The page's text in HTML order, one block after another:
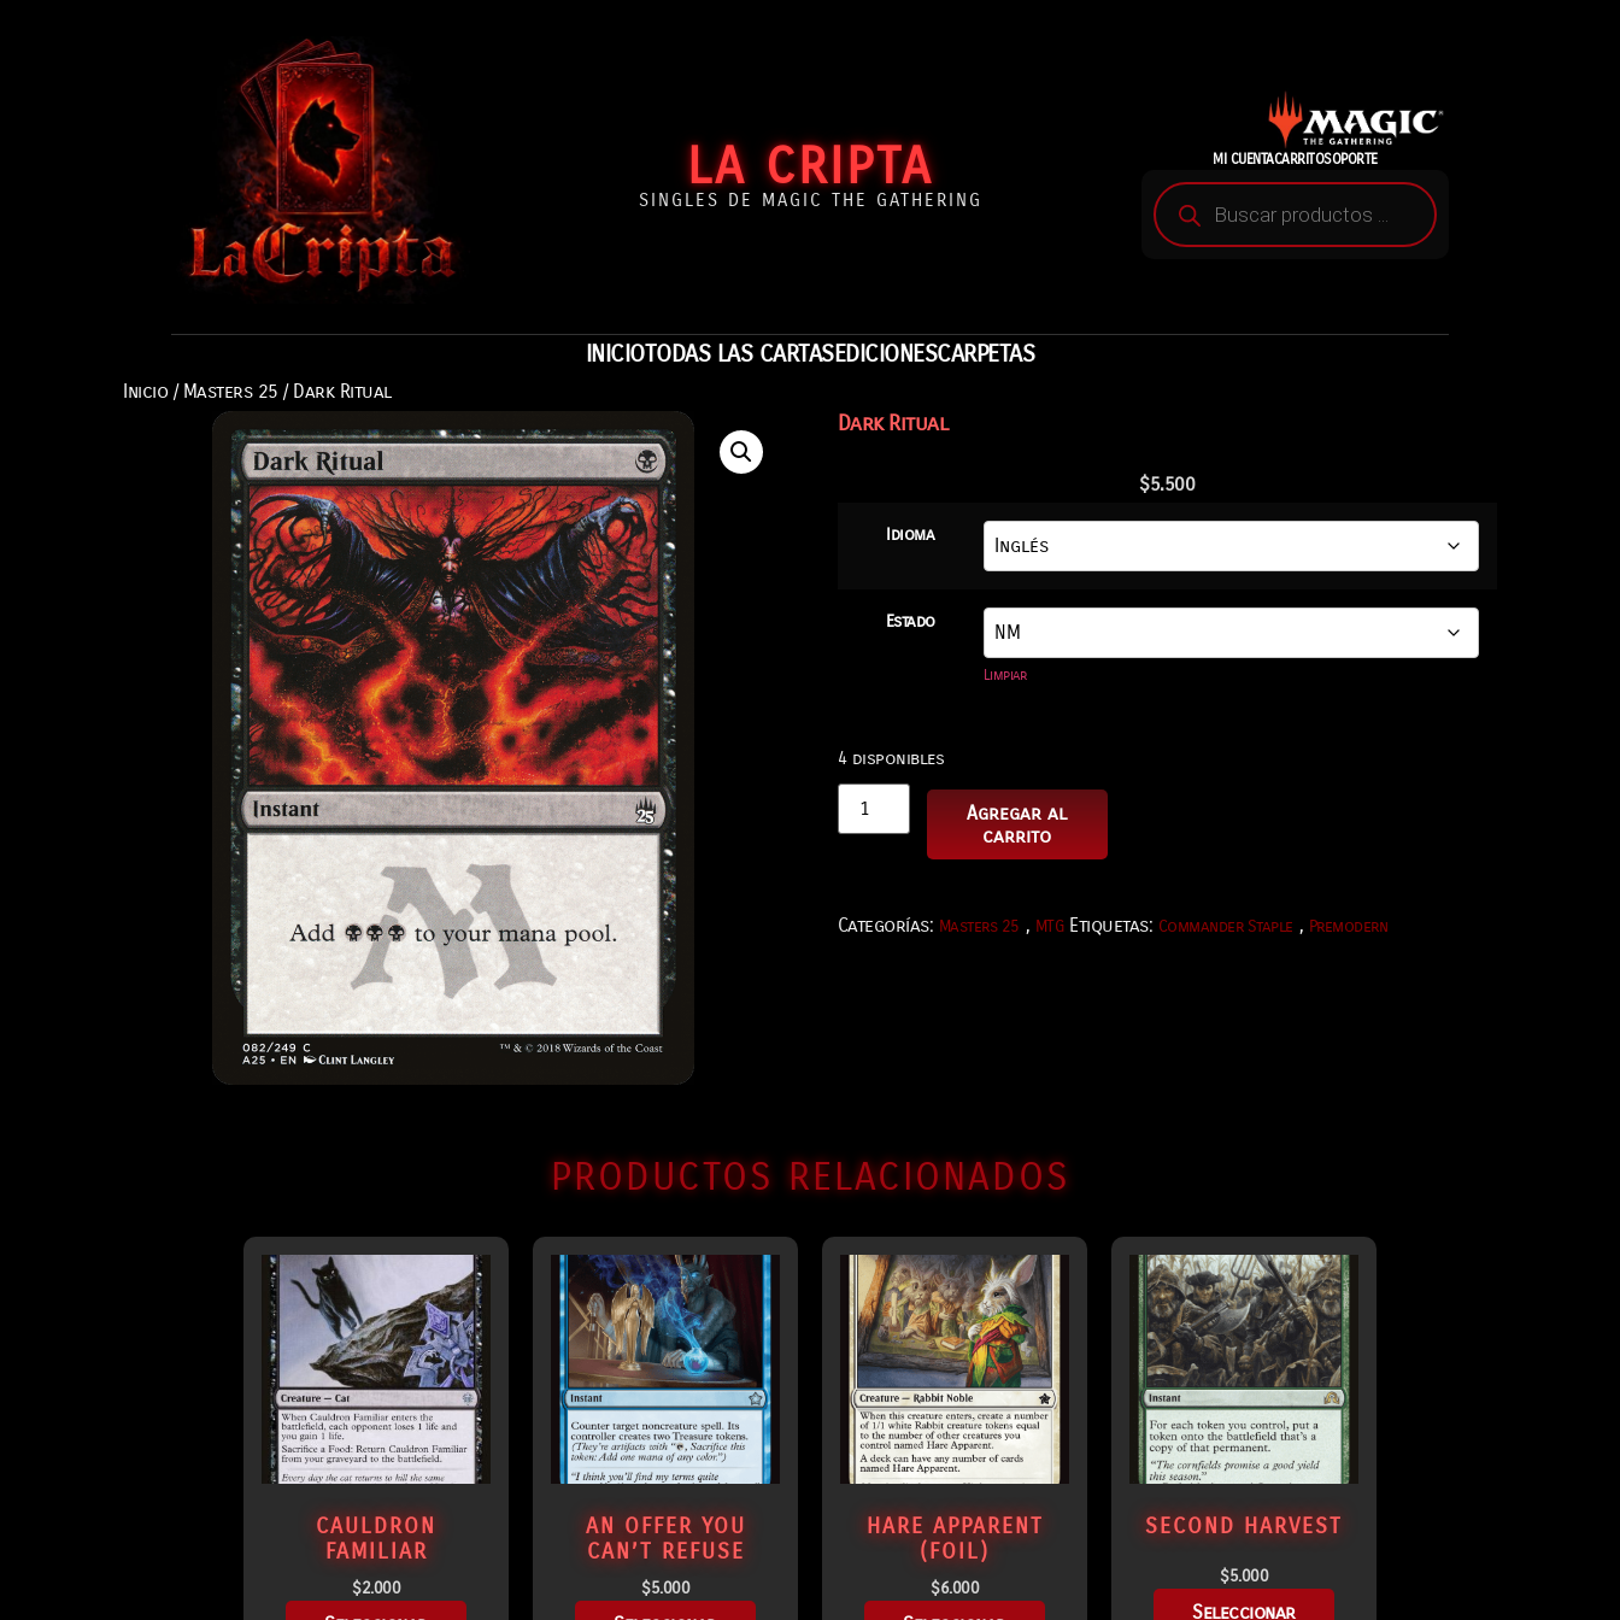
LA CRIPTA
SINGLES DE MAGIC THE GATHERING
MI CUENTACARRITOSOPORTE
INICIOTODAS LAS CARTASEDICIONESCARPETAS
Inicio/ Masters 25 / Dark Ritual
Dark Ritual
$5.500
Idioma
Estado
Limpiar
4 disponibles
Agregar al
carrito
Categorías: Masters 25 , MTG Etiquetas: Commander Staple , Premodern
PRODUCTOS RELACIONADOS
CAULDRON
FAMILIAR
$2.000
AN OFFER YOU
CAN’T REFUSE
$5.000
HARE APPARENT
(FOIL)
$6.000
SECOND HARVEST
$5.000
Seleccionar